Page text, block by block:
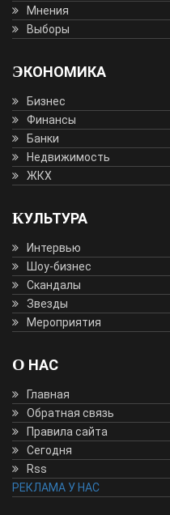
Мнения
Выборы
ЭКОНОМИКА
Бизнес
Финансы
Банки
Недвижимость
ЖКХ
КУЛЬТУРА
Интервью
Шоу-бизнес
Скандалы
Звезды
Мероприятия
О НАС
Главная
Обратная связь
Правила сайта
Сегодня
Rss
РЕКЛАМА У НАС